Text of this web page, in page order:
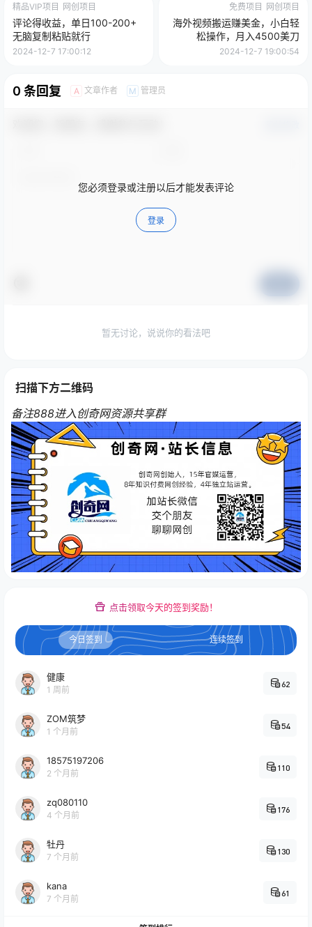
精品VIP项目 网创项目
评论得收益，单日100-200+
无脑复制粘贴就行
2024-12-7 17:00:12
免费项目 网创项目
海外视频搬运赚美金，小白轻
松操作，月入4500美刀
2024-12-7 19:00:54
0 条回复 A 文章作者 M 管理员
您必须登录或注册以后才能发表评论
登录
暂无讨论，说说你的看法吧
扫描下方二维码
备注888进入创奇网资源共享群
点击领取今天的签到奖励！
今日签到 连续签到
健康
1 周前
62
ZOM筑梦
1 个月前
54
18575197206
2 个月前
110
zq080110
4 个月前
176
牡丹
7 个月前
130
kana
7 个月前
61